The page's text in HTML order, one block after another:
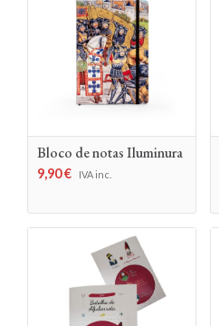
Bloco de notas Iluminura
9,90€ IVA inc.